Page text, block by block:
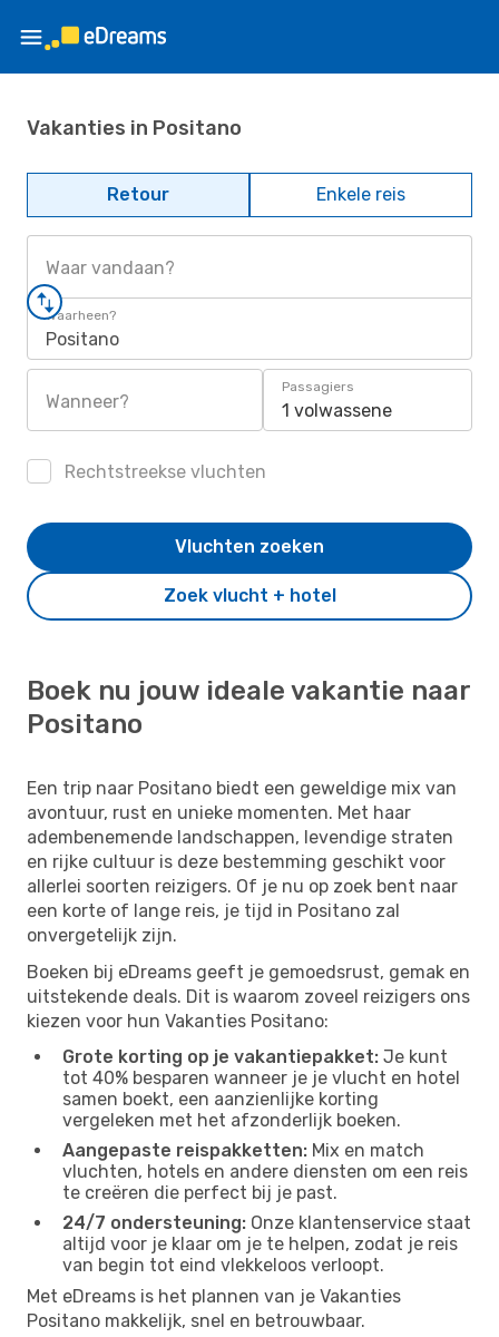
Vakanties in Positano
Retour Enkele reis
Waar vandaan?
Waarheen?
Positano
Wanneer?
Passagiers
1 volwassene
Rechtstreekse vluchten
Zoek vlucht + hotel
Vluchten zoeken
Boek nu jouw ideale vakantie naar
Positano
Een trip naar Positano biedt een geweldige mix van
avontuur, rust en unieke momenten. Met haar
adembenemende landschappen, levendige straten
en rijke cultuur is deze bestemming geschikt voor
allerlei soorten reizigers. Of je nu op zoek bent naar
een korte of lange reis, je tijd in Positano zal
onvergetelijk zijn.
Boeken bij eDreams geeft je gemoedsrust, gemak en
uitstekende deals. Dit is waarom zoveel reizigers ons
kiezen voor hun Vakanties Positano:
Grote korting op je vakantiepakket: Je kunt
tot 40% besparen wanneer je je vlucht en hotel
samen boekt, een aanzienlijke korting
vergeleken met het afzonderlijk boeken.
Aangepaste reispakketten: Mix en match
vluchten, hotels en andere diensten om een reis
te creëren die perfect bij je past.
24/7 ondersteuning: Onze klantenservice staat
altijd voor je klaar om je te helpen, zodat je reis
van begin tot eind vlekkeloos verloopt.
Met eDreams is het plannen van je Vakanties
Positano makkelijk, snel en betrouwbaar.